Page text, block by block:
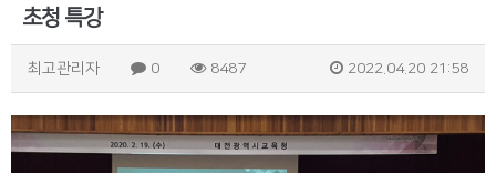
초청 특강
최고관리자 0 8487 2022.04.20 21:58